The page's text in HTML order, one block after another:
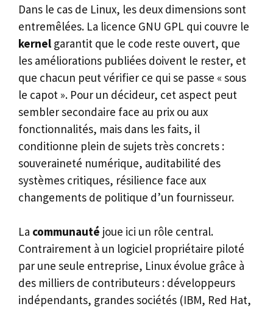
Dans le cas de Linux, les deux dimensions sont
entremêlées. La licence GNU GPL qui couvre le
kernel garantit que le code reste ouvert, que
les améliorations publiées doivent le rester, et
que chacun peut vérifier ce qui se passe « sous
le capot ». Pour un décideur, cet aspect peut
sembler secondaire face au prix ou aux
fonctionnalités, mais dans les faits, il
conditionne plein de sujets très concrets :
souveraineté numérique, auditabilité des
systèmes critiques, résilience face aux
changements de politique d’un fournisseur.
La communauté joue ici un rôle central.
Contrairement à un logiciel propriétaire piloté
par une seule entreprise, Linux évolue grâce à
des milliers de contributeurs : développeurs
indépendants, grandes sociétés (IBM, Red Hat,